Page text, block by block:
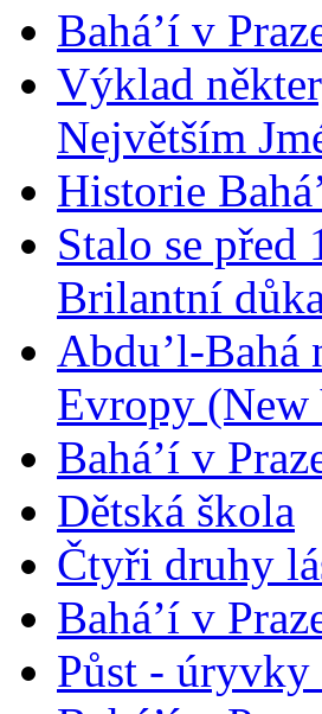
Bahá’í v
Výklad
Největším
Historie
Stalo se
Brilantní
Abdu’l-Bahá
Evropy (New
Bahá’í v
Dětská škola
Čtyři druhy
Bahá’í v
Půst - úryvky